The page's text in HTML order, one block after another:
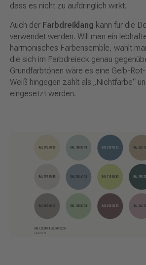
dass es nicht zu aufdringlich wirkt.
Auch der Farbdreiklang kann für die
verwendet werden. Will man ein
harmonisches Farbensemble, wählt
die sich im Farbdreieck genau
Grundfarbtönen wäre es eine Gelb-
Weiß hingegen zählt als „Nichtfarbe“
eingesetzt werden.